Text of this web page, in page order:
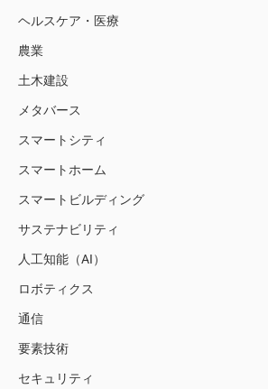
ヘルスケア・医療
農業
土木建設
メタバース
スマートシティ
スマートホーム
スマートビルディング
サステナビリティ
人工知能（AI）
ロボティクス
通信
要素技術
セキュリティ